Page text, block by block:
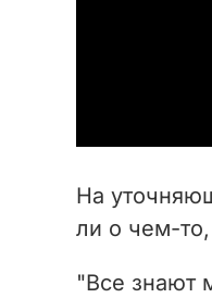
На
ли о чем-
"Все знают